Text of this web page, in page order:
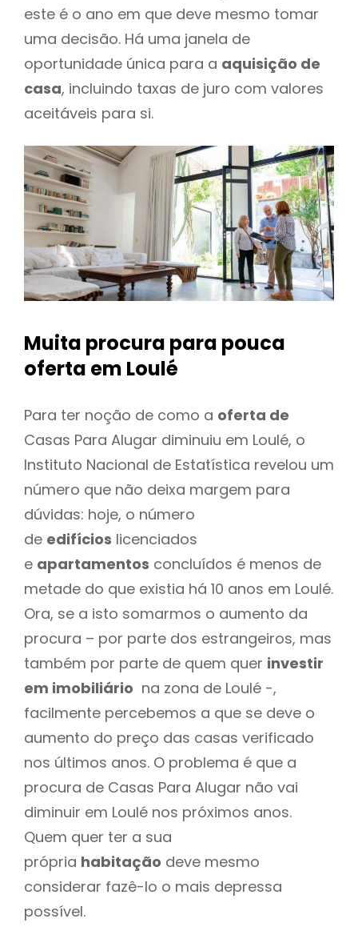
este é o ano em que deve mesmo tomar
uma decisão. Há uma janela de
oportunidade única para a aquisição de
casa, incluindo taxas de juro com valores
aceitáveis para si.
Muita procura para pouca
oferta em Loulé
Para ter noção de como a oferta de
Casas Para Alugar diminuiu em Loulé, o
Instituto Nacional de Estatística revelou um
número que não deixa margem para
dúvidas: hoje, o número
de edifícios licenciados
e apartamentos concluídos é menos de
metade do que existia há 10 anos em Loulé.
Ora, se a isto somarmos o aumento da
procura – por parte dos estrangeiros, mas
também por parte de quem quer investir
em imobiliário na zona de Loulé -,
facilmente percebemos a que se deve o
aumento do preço das casas verificado
nos últimos anos. O problema é que a
procura de Casas Para Alugar não vai
diminuir em Loulé nos próximos anos.
Quem quer ter a sua
própria habitação deve mesmo
considerar fazê-lo o mais depressa
possível.